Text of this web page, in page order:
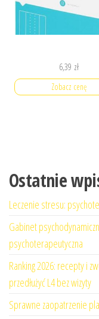
6,39 zł
Zobacz cenę
Ostatnie
Leczenie stresu:
Gabinet
psychoterapeutyczna
Ranking 2026: recepty i
przedłużyć L4 bez wizyty
Sprawne zaopatrzenie